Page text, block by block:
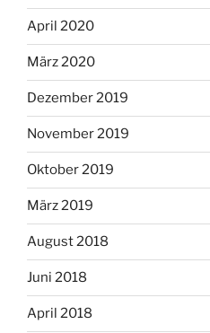
April 2020
März 2020
Dezember 2019
November 2019
Oktober 2019
März 2019
August 2018
Juni 2018
April 2018